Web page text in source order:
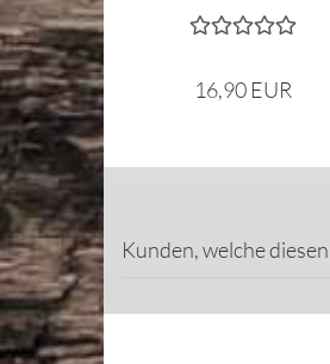
16,90 EUR
Kunden, welche